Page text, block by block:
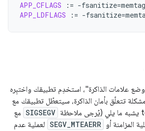
APP_CFLAGS := -fsanitize=memtag
APP_LDFLAGS
:= -fsanitize=
علامات الذاكرة"، استخدِم تطبيقك واختبِره
تتعلّق بأمان الذاكرة، سيتعطّل تطبيقك مع
SIGSEGV مع
المزامنة أو SEGV_MTEAERR لعملية عدم